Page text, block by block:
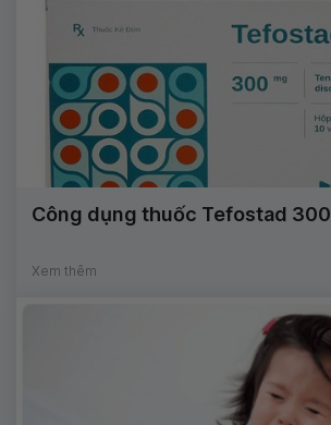
Công dụng thuốc Tefostad 300
Xem thêm